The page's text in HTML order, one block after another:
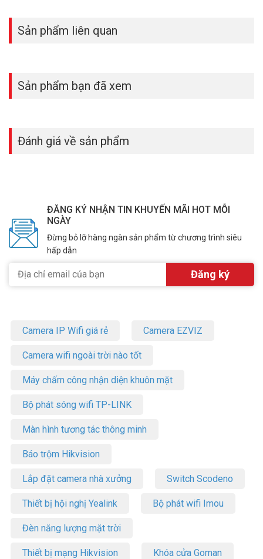
Sản phẩm liên quan
Sản phẩm bạn đã xem
Đánh giá về sản phẩm
ĐĂNG KÝ NHẬN TIN KHUYẾN MÃI HOT MỖI
NGÀY
Đừng bỏ lỡ hàng ngàn sản phẩm từ chương trình siêu
hấp dẫn
Camera IP Wifi giá rẻ Camera EZVIZ
Camera wifi ngoài trời nào tốt
Máy chấm công nhận diện khuôn mặt
Bộ phát sóng wifi TP-LINK
Màn hình tương tác thông minh
Báo trộm Hikvision
Lắp đặt camera nhà xưởng Switch Scodeno
Thiết bị hội nghị Yealink Bộ phát wifi Imou
Đèn năng lượng mặt trời
Thiết bị mạng Hikvision Khóa cửa Goman